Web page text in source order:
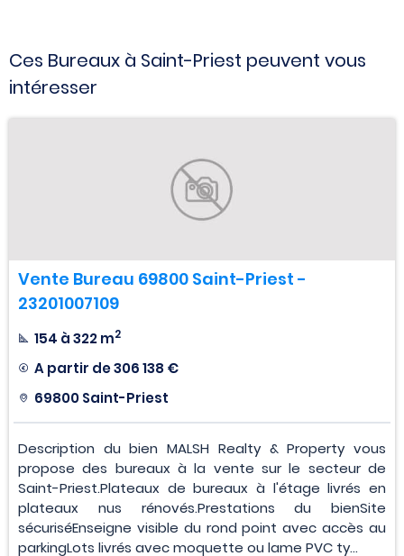
Ces Bureaux à Saint-Priest peuvent vous
intéresser
Vente Bureau 69800 Saint-Priest -
23201007109
154 à 322 m2
A partir de306 138 €
69800 Saint-Priest
Description du bien MALSH Realty & Property vous
propose des bureaux à la vente sur le secteur de
Saint-Priest.Plateaux de bureaux à l'étage livrés en
plateaux nus rénovés.Prestations du bienSite
sécuriséEnseigne visible du rond point avec accès au
parkingLots livrés avec moquette ou lame PVC ty...